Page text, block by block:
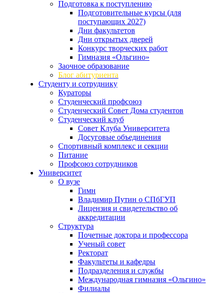
Подготовка к поступлению
Подготовительные курсы (для
поступающих 2027)
Дни факультетов
Дни открытых дверей
Конкурс творческих работ
Гимназия «Ольгино»
Заочное образование
Блог абитуриента
Студенту и сотруднику
Кураторы
Студенческий профсоюз
Студенческий Совет Дома студентов
Студенческий клуб
Совет Клуба Университета
Досуговые объединения
Спортивный комплекс и секции
Питание
Профсоюз сотрудников
Университет
О вузе
Гимн
Владимир Путин о СПбГУП
Лицензия и свидетельство об
аккредитации
Структура
Почетные доктора и профессора
Ученый совет
Ректорат
Факультеты и кафедры
Подразделения и службы
Международная гимназия «Ольгино»
Филиалы